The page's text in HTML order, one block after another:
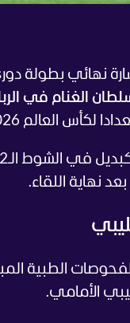
الغنام في
العالم 2026.
نهاية اللقاء.
الطبية
الأمامي.